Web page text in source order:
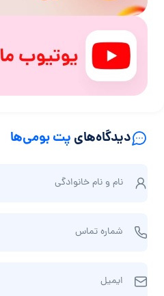
دیدگاه‌های پت بومی‌ها
ا
و
م‌
نام و نام‌ خانوادگی
م
ر
شماره تماس
ی
ایمیل